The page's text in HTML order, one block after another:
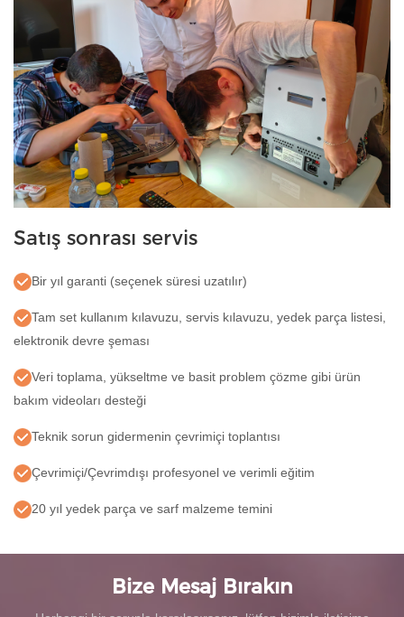
Satış sonrası servis
Bir yıl garanti (seçenek süresi uzatılır)
Tam set kullanım kılavuzu, servis kılavuzu, yedek parça listesi,
elektronik devre şeması
Veri toplama, yükseltme ve basit problem çözme gibi ürün
bakım videoları desteği
Teknik sorun gidermenin çevrimiçi toplantısı
Çevrimiçi/Çevrimdışı profesyonel ve verimli eğitim
20 yıl yedek parça ve sarf malzeme temini
Bize Mesaj Bırakın